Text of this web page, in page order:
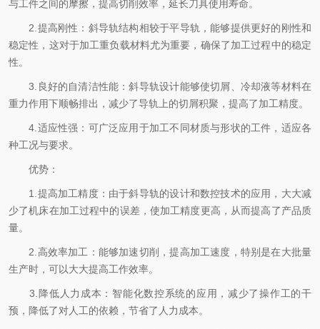
与工件之间的摩擦，提高切削效率，延长刀具使用寿命。
2.提高刚性：斜导轨结构相较于平导轨，能够提供更好的刚性和
稳定性，这对于加工重负载材料尤为重要，确保了加工过程中的稳定
性。
3.良好的自清洁性能：斜导轨设计能够使切屑、冷却液等材料在
重力作用下顺畅排出，减少了导轨上的切屑积聚，提高了加工精度。
4.适应性强：可广泛应用于加工不同材质与形状的工件，适应各
种工况与要求。
优势：
1.提高加工精度：由于斜导轨的设计和数控技术的应用，大大减
少了机床在加工过程中的误差，使加工精度更高，从而提高了产品质
量。
2.高效率加工：能够加速切削，提高加工速度，特别是在大批量
生产时，可以大大提高工作效率。
3.降低人力成本：智能化数控系统的应用，减少了操作工的干
预，降低了对人工的依赖，节省了人力成本。